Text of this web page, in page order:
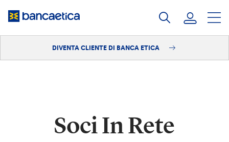
DIVENTA CLIENTE DI BANCA ETICA
Soci In Rete